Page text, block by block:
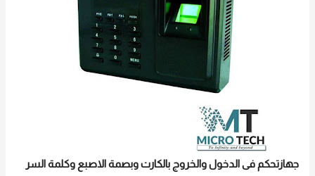
جهازتحكم فى الدخول والخروج بالكارت وبصمة الاصبع وكلمة السر